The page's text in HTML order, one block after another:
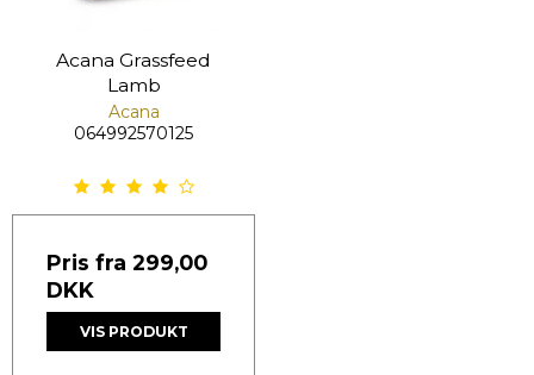
Acana Grassfeed
Lamb
Acana
064992570125
Pris fra 299,00
DKK
VIS PRODUKT